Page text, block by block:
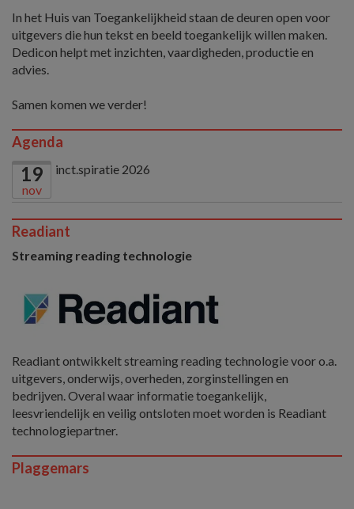
In het Huis van Toegankelijkheid staan de deuren open voor
uitgevers die hun tekst en beeld toegankelijk willen maken.
Dedicon helpt met inzichten, vaardigheden, productie en
advies.
Samen komen we verder!
Agenda
19
nov
inct.spiratie 2026
Readiant
Streaming reading technologie
Readiant ontwikkelt streaming reading technologie voor o.a.
uitgevers, onderwijs, overheden, zorginstellingen en
bedrijven. Overal waar informatie toegankelijk,
leesvriendelijk en veilig ontsloten moet worden is Readiant
technologiepartner.
Plaggemars